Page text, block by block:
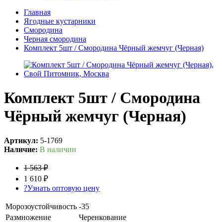
Главная
Ягодные кустарники
Смородина
Черная смородина
Комплект 5шт / Смородина Чёрный жемчуг (Черная)
Комплект 5шт / Смородина
Чёрный жемчуг (Черная)
Артикул: 5-1769
Наличие: В наличии
1 563 ₽
1 610 ₽
?Узнать оптовую цену
Морозоустойчивость -35
Размножение
Черенкование